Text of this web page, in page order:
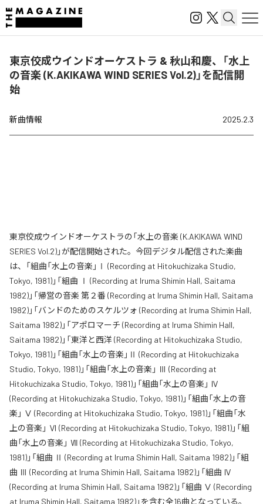
東京佼成ウインドオーケストラ & 秋山和慶、「水上
の音楽 (K.AKIKAWA WIND SERIES Vol.2)」を配信開
始
新曲情報 2025.2.3
東京佼成ウインドオーケストラの「水上の音楽 (K.AKIKAWA WIND
SERIES Vol.2)」が配信開始された。今回デジタル配信された楽曲
は、「組曲「水上の音楽」Ⅰ (Recording at Hitokuchizaka Studio,
Tokyo, 1981)」「組曲 Ⅰ (Recording at Iruma Shimin Hall, Saitama
1982)」「帰営の音楽 第２番 (Recording at Iruma Shimin Hall, Saitama
1982)」「バンドのためのスケルツォ (Recording at Iruma Shimin Hall,
Saitama 1982)」「アポロマーチ (Recording at Iruma Shimin Hall,
Saitama 1982)」「東洋と西洋 (Recording at Hitokuchizaka Studio,
Tokyo, 1981)」「組曲「水上の音楽」Ⅱ (Recording at Hitokuchizaka
Studio, Tokyo, 1981)」「組曲「水上の音楽」 Ⅲ (Recording at
Hitokuchizaka Studio, Tokyo, 1981)」「組曲「水上の音楽」 Ⅳ
(Recording at Hitokuchizaka Studio, Tokyo, 1981)」「組曲「水上の音
楽」 Ⅴ (Recording at Hitokuchizaka Studio, Tokyo, 1981)」「組曲「水
上の音楽」 Ⅵ (Recording at Hitokuchizaka Studio, Tokyo, 1981)」「組
曲「水上の音楽」 Ⅶ (Recording at Hitokuchizaka Studio, Tokyo,
1981)」「組曲 Ⅱ (Recording at Iruma Shimin Hall, Saitama 1982)」「組
曲 Ⅲ (Recording at Iruma Shimin Hall, Saitama 1982)」「組曲 Ⅳ
(Recording at Iruma Shimin Hall, Saitama 1982)」「組曲 Ⅴ (Recording
at Iruma Shimin Hall, Saitama 1982)」を含む全16曲となっている。